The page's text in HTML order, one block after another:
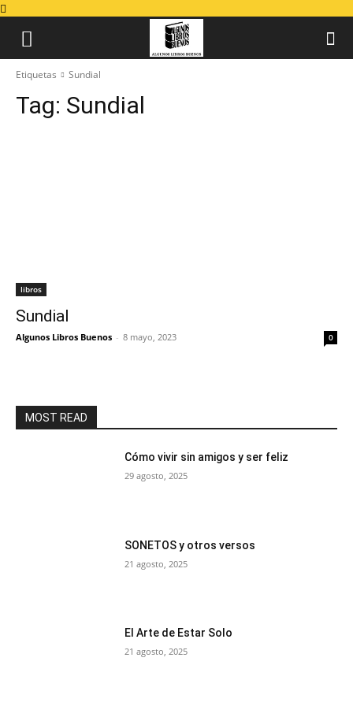
Etiquetas Sundial
Tag: Sundial
libros
Sundial
Algunos Libros Buenos - 8 mayo, 2023 0
MOST READ
Cómo vivir sin amigos y ser feliz
29 agosto, 2025
SONETOS y otros versos
21 agosto, 2025
El Arte de Estar Solo
21 agosto, 2025